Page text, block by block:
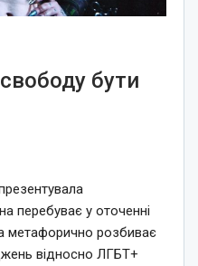
бути
перебуває у оточенні
метафорично розбиває
відносно ЛГБТ+